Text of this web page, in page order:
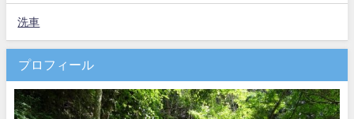
洗車
プロフィール